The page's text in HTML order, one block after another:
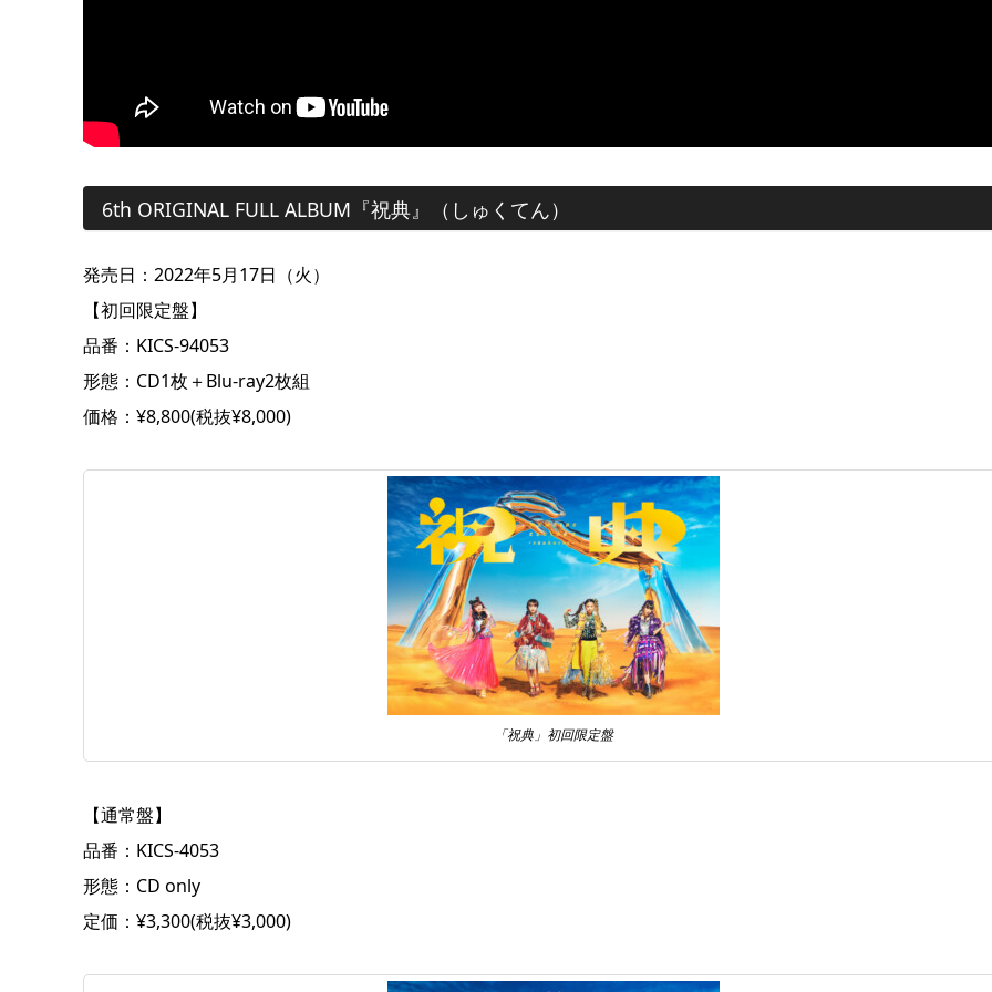
6th ORIGINAL FULL ALBUM『祝典』（しゅくてん）
発売日：2022年5月17日（火）
【初回限定盤】
品番：KICS-94053
形態：CD1枚＋Blu-ray2枚組
価格：¥8,800(税抜¥8,000)
「祝典」初回限定盤
【通常盤】
品番：KICS-4053
形態：CD only
定価：¥3,300(税抜¥3,000)